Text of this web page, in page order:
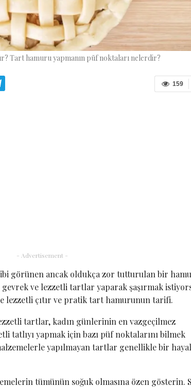
Tart hamuru yapmanın püf noktaları nelerdir?
159
- Advertisement -
görünen ancak oldukça zor tutturulan bir
ve lezzetli tartlar yaparak şaşırmak
lezzetli çıtır ve pratik tart hamurunun tarifi.
tartlar, kadın günlerinin en vazgeçilmez
tatlıyı yapmak için bazı püf noktalarını bilmek
yapılmayan tartlar genellikle bir hayal
tümünün soğuk olmasına özen gösterin.